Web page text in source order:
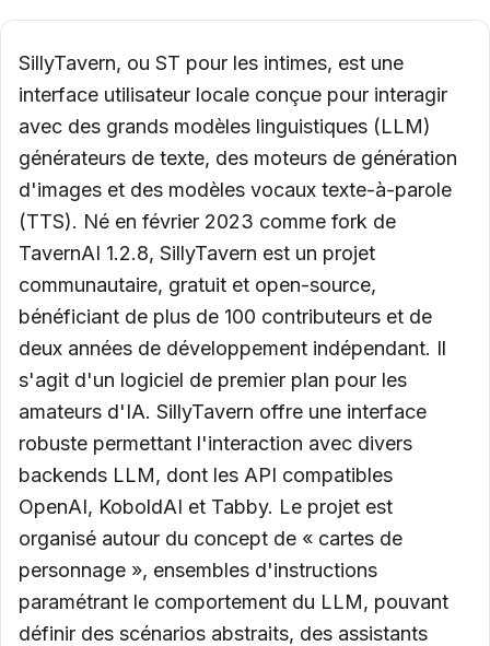
SillyTavern, ou ST pour les intimes, est une
interface utilisateur locale conçue pour interagir
avec des grands modèles linguistiques (LLM)
générateurs de texte, des moteurs de génération
d'images et des modèles vocaux texte-à-parole
(TTS). Né en février 2023 comme fork de
TavernAI 1.2.8, SillyTavern est un projet
communautaire, gratuit et open-source,
bénéficiant de plus de 100 contributeurs et de
deux années de développement indépendant. Il
s'agit d'un logiciel de premier plan pour les
amateurs d'IA. SillyTavern offre une interface
robuste permettant l'interaction avec divers
backends LLM, dont les API compatibles
OpenAI, KoboldAI et Tabby. Le projet est
organisé autour du concept de « cartes de
personnage », ensembles d'instructions
paramétrant le comportement du LLM, pouvant
définir des scénarios abstraits, des assistants